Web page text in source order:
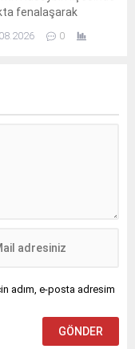
devrildi. Kazada...
fenalaşarak
kadın, sağlık
müdahalesinin
0
adım, e-posta adresim